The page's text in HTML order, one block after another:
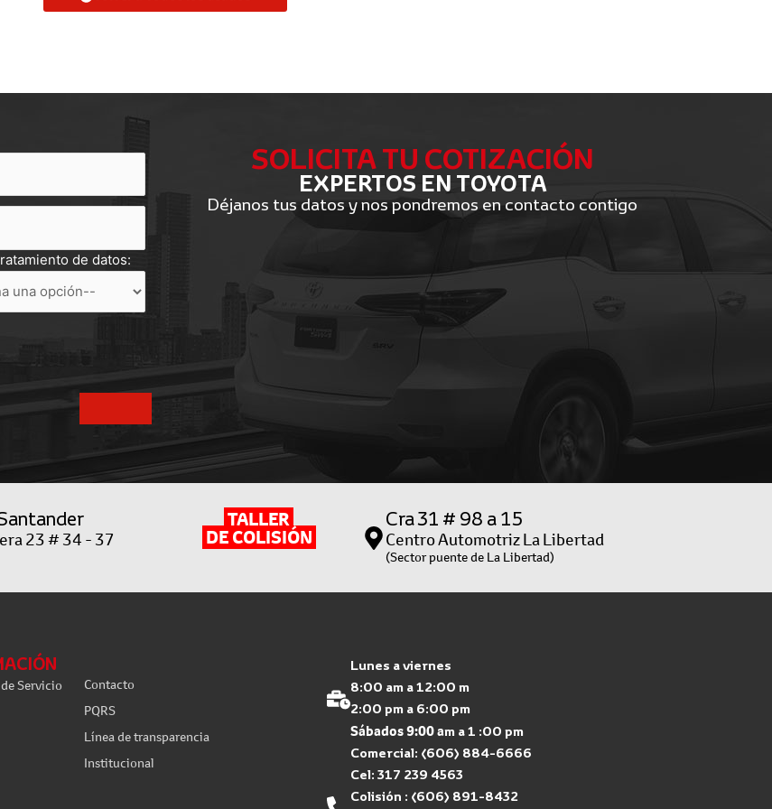
de datos:
SOLICITA TU COTIZACIÓN
EXPERTOS EN TOYOTA
Déjanos tus datos y nos pondremos en contacto contigo
23 # 34 - 37
TALLER
DE COLISIÓN
Cra 31 # 98 a 15
Centro Automotriz La Libertad
(Sector puente de La Libertad)
Servicio
Contacto
PQRS
Línea de transparencia
Institucional
Lunes a viernes
8:00 am a 12:00 m
2:00 pm a 6:00 pm
Sábados 9:00 am a 1 :00 pm
Comercial: (606) 884-6666
Cel: 317 239 4563
Colisión : (606) 891-8432